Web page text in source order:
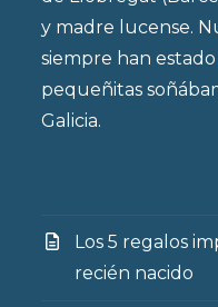
y madre lucense.
siempre han
pequeñitas
Galicia.
Los 5 regalos
recién nacido